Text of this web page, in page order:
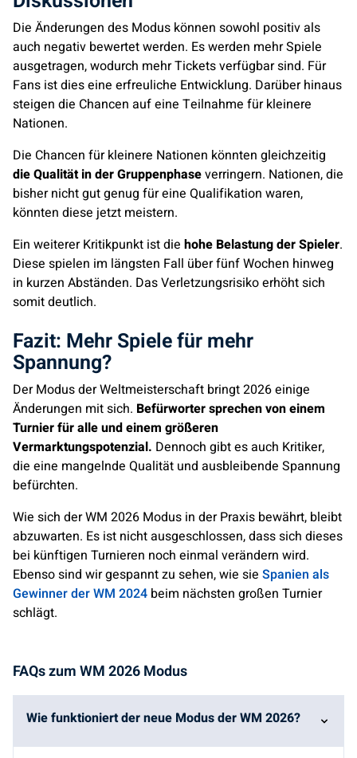
Die Änderungen des Modus können sowohl positiv als
auch negativ bewertet werden. Es werden mehr Spiele
ausgetragen, wodurch mehr Tickets verfügbar sind. Für
Fans ist dies eine erfreuliche Entwicklung. Darüber hinaus
steigen die Chancen auf eine Teilnahme für kleinere
Nationen.
Die Chancen für kleinere Nationen könnten gleichzeitig
die Qualität in der Gruppenphaseverringern. Nationen, die
bisher nicht gut genug für eine Qualifikation waren,
könnten diese jetzt meistern.
Ein weiterer Kritikpunkt ist die hohe Belastung der Spieler.
Diese spielen im längsten Fall über fünf Wochen hinweg
in kurzen Abständen. Das Verletzungsrisiko erhöht sich
somit deutlich.
Fazit: Mehr Spiele für mehr
Spannung?
Der Modus der Weltmeisterschaft bringt 2026 einige
Änderungen mit sich. Befürworter sprechen von einem
Turnier für alle und einem größeren
Vermarktungspotenzial. Dennoch gibt es auch Kritiker,
die eine mangelnde Qualität und ausbleibende Spannung
befürchten.
Wie sich der WM 2026 Modus in der Praxis bewährt, bleibt
abzuwarten. Es ist nicht ausgeschlossen, dass sich dieses
bei künftigen Turnieren noch einmal verändern wird.
Ebenso sind wir gespannt zu sehen, wie sie Spanien als
Gewinner der WM 2024 beim nächsten großen Turnier
schlägt.
FAQs zum WM 2026 Modus
Wie funktioniert der neue Modus der WM 2026?